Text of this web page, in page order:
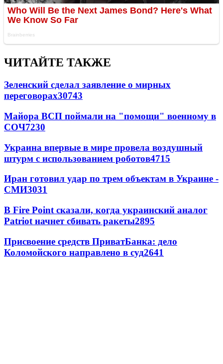
ЧИТАЙТЕ ТАКЖЕ
Зеленский сделал заявление о мирных
переговорах30743
Майора ВСП поймали на "помощи" военному в
СОЧ7230
Украина впервые в мире провела воздушный
штурм с использованием роботов4715
Иран готовил удар по трем объектам в Украине -
СМИ3031
В Fire Point сказали, когда украинский аналог
Patriot начнет сбивать ракеты2895
Присвоение средств ПриватБанка: дело
Коломойского направлено в суд2641